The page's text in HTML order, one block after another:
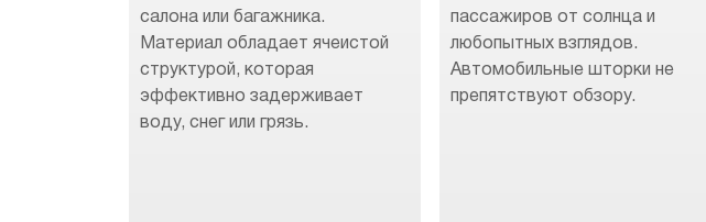
салона или багажника.
Материал обладает ячеистой
структурой, которая
эффективно задерживает
воду, снег или грязь.
пассажиров от солнца и
любопытных взглядов.
Автомобильные шторки не
препятствуют обзору.